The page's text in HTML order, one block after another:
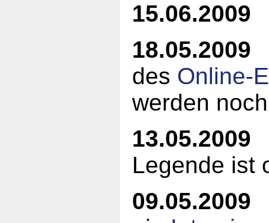
15.06.2009
18.05.2009
des Online-
werden
13.05.2009
Legende ist
09.05.2009